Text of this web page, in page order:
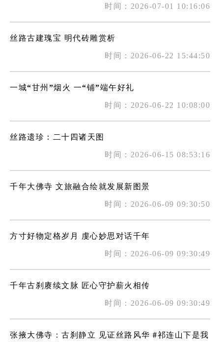
时间：2026-07-01 10:16:06
丝路古建瑰宝 明代砖雕赏析
时间：2026-06-22 15:44:50
一城“甘州”烟火 一“铺”端午好礼
时间：2026-06-22 10:08:00
丝路遗珍：二十四诸天图
时间：2026-06-15 08:53:16
千年大佛寺 文旅融合绘就发展新图景
时间：2026-06-09 09:30:50
方寸好物定格岁月 虔心妙思对话千年
时间：2026-06-09 09:30:49
千年古刹赓续文脉 匠心守护薪火相传
时间：2026-06-09 09:30:49
张掖大佛寺：古刹静立 见证丝路风华 #祁连山下是我